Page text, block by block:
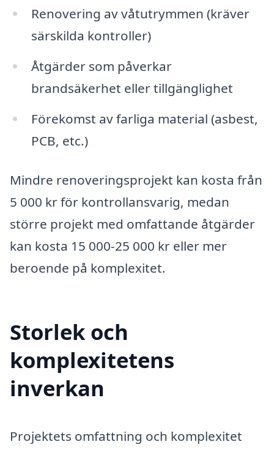
Renovering av våtutrymmen (kräver
särskilda kontroller)
Åtgärder som påverkar
brandsäkerhet eller tillgänglighet
Förekomst av farliga material (asbest,
PCB, etc.)
Mindre renoveringsprojekt kan kosta från
5 000 kr för kontrollansvarig, medan
större projekt med omfattande åtgärder
kan kosta 15 000-25 000 kr eller mer
beroende på komplexitet.
Storlek och
komplexitetens
inverkan
Projektets omfattning och komplexitet